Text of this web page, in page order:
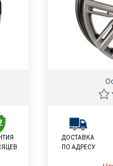
ДОСТАВКА
ПО АДРЕСУ